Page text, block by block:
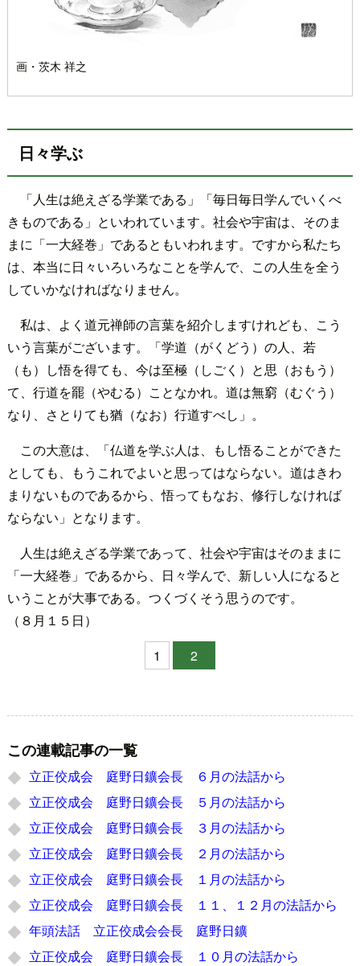
画・茨木 祥之
日々学ぶ
「人生は絶えざる学業である」「毎日毎日学んでいくべ
きものである」といわれています。社会や宇宙は、そのま
まに「一大経巻」であるともいわれます。ですから私たち
は、本当に日々いろいろなことを学んで、この人生を全う
していかなければなりません。
私は、よく道元禅師の言葉を紹介しますけれども、こう
いう言葉がございます。「学道（がくどう）の人、若
（も）し悟を得ても、今は至極（しごく）と思（おもう）
て、行道を罷（やむる）ことなかれ。道は無窮（むぐう）
なり、さとりても猶（なお）行道すべし」。
この大意は、「仏道を学ぶ人は、もし悟ることができた
としても、もうこれでよいと思ってはならない。道はきわ
まりないものであるから、悟ってもなお、修行しなければ
ならない」となります。
人生は絶えざる学業であって、社会や宇宙はそのままに
「一大経巻」であるから、日々学んで、新しい人になると
いうことが大事である。つくづくそう思うのです。
（８月１５日）
1
2
この連載記事の一覧
立正佼成会 庭野日鑛会長 ６月の法話から
立正佼成会 庭野日鑛会長 ５月の法話から
立正佼成会 庭野日鑛会長 ３月の法話から
立正佼成会 庭野日鑛会長 ２月の法話から
立正佼成会 庭野日鑛会長 １月の法話から
立正佼成会 庭野日鑛会長 １１、１２月の法話から
年頭法話 立正佼成会会長 庭野日鑛
立正佼成会 庭野日鑛会長 １０月の法話から